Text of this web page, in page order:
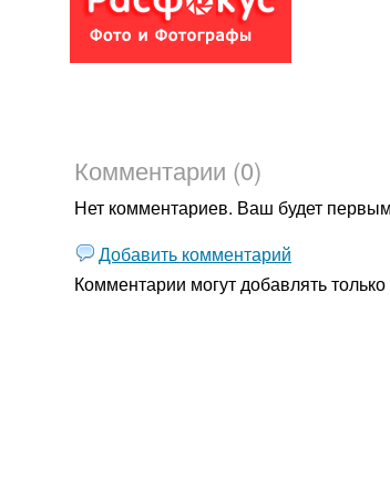
Комментарии (0)
Нет комментариев. Ваш будет
Добавить комментарий
Комментарии могут добавлять только